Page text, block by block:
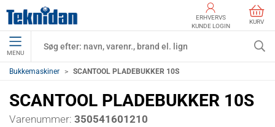
ERHVERVS
KUNDE LOGIN
KURV
MENU
Bukkemaskiner SCANTOOL PLADEBUKKER 10S
SCANTOOL PLADEBUKKER 10S
Varenummer: 350541601210